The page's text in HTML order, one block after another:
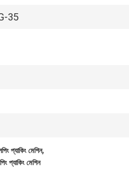
35
প্যাকিং মেশিন,
প্যাকিং মেশিন